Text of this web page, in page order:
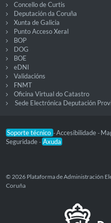
Concello de Curtis
Deputación da Coruña
Xunta de Galicia
Punto Acceso Xeral
BOP
DOG
BOE
eDNI
Validacións
FNMT
Oficina Virtual do Catastro
Sede Electrónica Deputación
Soporte técnico -Accesibilidade -
Seguridade - Axuda
© 2026 Plataforma de Administración
Coruña